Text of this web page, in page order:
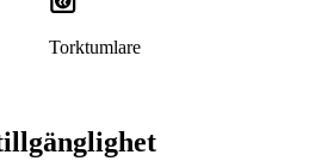
Torktumlare